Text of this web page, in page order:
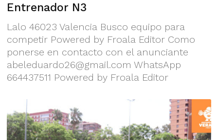
Entrenador N3
Lalo 46023 Valencia Busco equipo para
competir Powered by Froala Editor Como
ponerse en contacto con el anunciante
abeleduardo26@gmail.com WhatsApp
664437511 Powered by Froala Editor